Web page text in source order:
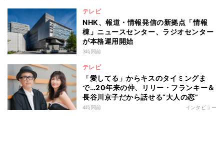
テレビ
NHK、報道・情報発信の新拠点「情報
棟」ニュースセンター、ラジオセンター
が本格運用開始
3時間前
テレビ
「愛してる」からキスのタイミングま
で…20年来の仲、リリー・フランキー＆
長谷川京子だから話せる“大人の恋”
4時間前 インタビュー